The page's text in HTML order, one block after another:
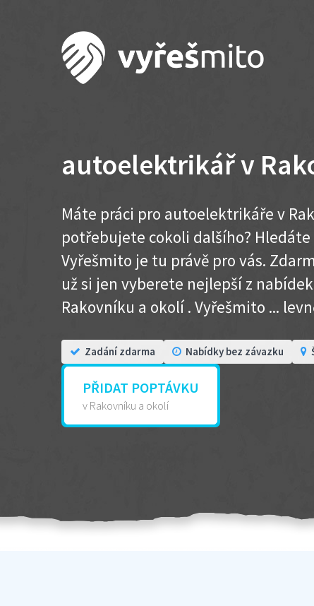
autoelektrikář v
Máte práci pro autoelektrikáře v
potřebujete cokoli dalšího? Hledáte
Vyřešmito je tu právě pro vás.
už si jen vyberete nejlepší z
Rakovníku a okolí . Vyřešmito ...
Zadání zdarma Nabídky bez závazku
PŘIDAT POPTÁVKU
v Rakovníku a okolí